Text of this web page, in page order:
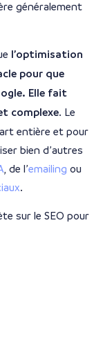
généralement
l’optimisation
pour que
Elle fait
complexe. Le
entière et pour
bien d’autres
, de l’emailing ou
.
sur le SEO pour